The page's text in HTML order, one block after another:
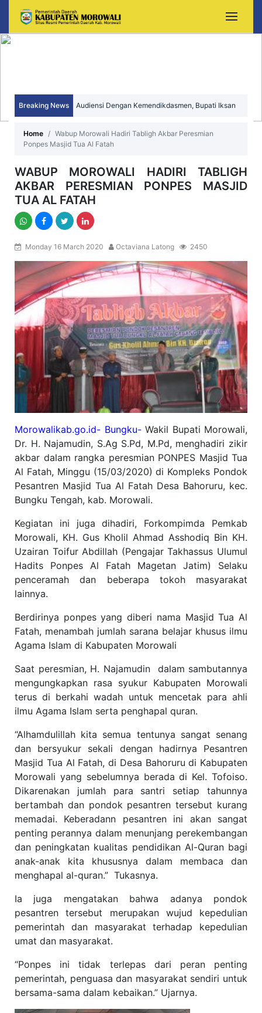
Breaking News Audiensi Dengan Kemendikdasmen, Bupati Iksan
Home
Wabup Morowali Hadiri Tabligh Akbar Peresmian
Ponpes Masjid Tua Al Fatah
WABUP MOROWALI HADIRI TABLIGH
AKBAR PERESMIAN PONPES MASJID
TUA AL FATAH
Monday 16 March 2020 Octaviana Latong 2450
Morowalikab.go.id- Bungku-Wakil Bupati Morowali,
Dr. H. Najamudin, S.Ag S.Pd, M.Pd, menghadiri zikir
akbar dalam rangka peresmian PONPES Masjid Tua
Al Fatah, Minggu (15/03/2020) di Kompleks Pondok
Pesantren Masjid Tua Al Fatah Desa Bahoruru, kec.
Bungku Tengah, kab. Morowali.
Kegiatan ini juga dihadiri, Forkompimda Pemkab
Morowali, KH. Gus Kholil Ahmad Asshodiq Bin KH.
Uzairan Toifur Abdillah (Pengajar Takhassus Ulumul
Hadits Ponpes Al Fatah Magetan Jatim) Selaku
penceramah dan beberapa tokoh masyarakat
lainnya.
Berdirinya ponpes yang diberi nama Masjid Tua Al
Fatah, menambah jumlah sarana belajar khusus ilmu
Agama Islam di Kabupaten Morowali
Saat peresmian, H. Najamudin dalam sambutannya
mengungkapkan rasa syukur Kabupaten Morowali
terus di berkahi wadah untuk mencetak para ahli
ilmu Agama Islam serta penghapal quran.
“Alhamdulillah kita semua tentunya sangat senang
dan bersyukur sekali dengan hadirnya Pesantren
Masjid Tua Al Fatah, di Desa Bahoruru di Kabupaten
Morowali yang sebelumnya berada di Kel. Tofoiso.
Dikarenakan jumlah para santri setiap tahunnya
bertambah dan pondok pesantren tersebut kurang
memadai. Keberadann pesantren ini akan sangat
penting perannya dalam menunjang perekembangan
dan peningkatan kualitas pendidikan Al-Quran bagi
anak-anak kita khususnya dalam membaca dan
menghapal al-quran.” Tukasnya.
Ia juga mengatakan bahwa adanya pondok
pesantren tersebut merupakan wujud kepedulian
pemerintah dan masyarakat terhadap kepedulian
umat dan masyarakat.
“Ponpes ini tidak terlepas dari peran penting
pemerintah, penguasa dan masyarakat sendiri untuk
bersama-sama dalam kebaikan.” Ujarnya.